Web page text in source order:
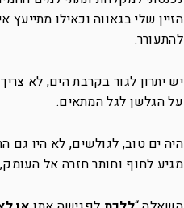
הזיין שלי בגאווה וכאילו
להתעורר.
יש יתרון לגור בקרבת הים, לא
על הגלשן לגל המתאים.
היה ים טוב, לגולשים, לא היו גם
מגיע לחוף וחותר חזרה אל